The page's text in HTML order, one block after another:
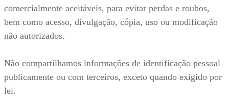
comercialmente aceitáveis, para evitar perdas e roubos,
bem como acesso, divulgação, cópia, uso ou modificação
não autorizados.
Não compartilhamos informações de identificação pessoal
publicamente ou com terceiros, exceto quando exigido por
lei.